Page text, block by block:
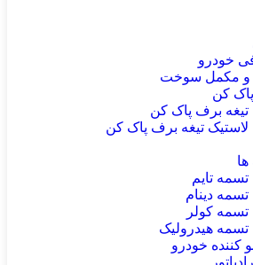
خودرو
و مکمل سوخت
کن
تیغه برف پاک کن
لاستیک تیغه برف پاک کن
تسمه تایم
تسمه دینام
تسمه کولر
تسمه هیدرولیک
کننده خودرو